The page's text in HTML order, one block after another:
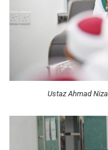
Ustaz Ahmad